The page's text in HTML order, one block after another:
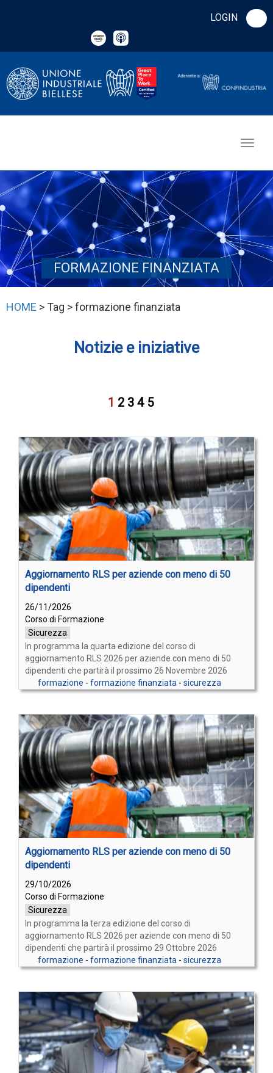
LOGIN
FORMAZIONE FINANZIATA
HOME > Tag > formazione finanziata
Notizie e iniziative
1 2 3 4 5
Aggiornamento RLS per aziende con meno di 50
dipendenti
26/11/2026
Corso di Formazione
Sicurezza
In programma la quarta edizione del corso di
aggiornamento RLS 2026 per aziende con meno di 50
dipendenti che partirà il prossimo 26 Novembre 2026
formazione - formazione finanziata- sicurezza
Aggiornamento RLS per aziende con meno di 50
dipendenti
29/10/2026
Corso di Formazione
Sicurezza
In programma la terza edizione del corso di
aggiornamento RLS 2026 per aziende con meno di 50
dipendenti che partirà il prossimo 29 Ottobre 2026
formazione - formazione finanziata- sicurezza